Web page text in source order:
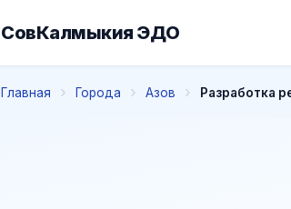
СовКалмыкия ЭДО
Главная Города Азов Разработка